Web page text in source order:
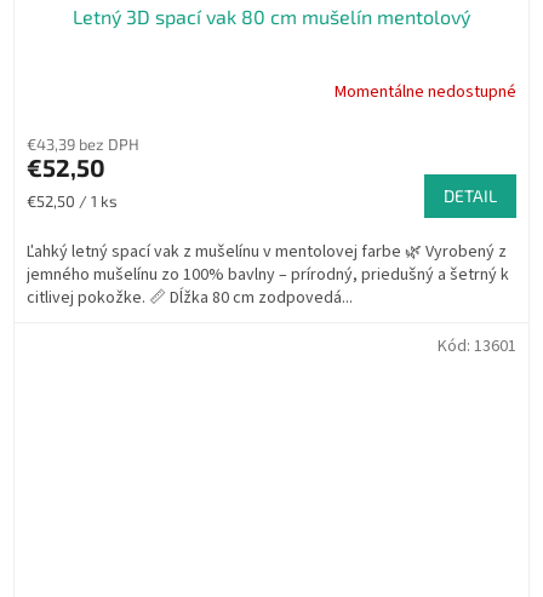
Letný 3D spací vak 80 cm mušelín mentolový
Momentálne nedostupné
€43,39 bez DPH
€52,50
Jednotková
€52,50 / 1 ks DETAIL
Ľahký letný spací vak z mušelínu v mentolovej farbe 🌿 Vyrobený z
jemného mušelínu zo 100% bavlny – prírodný, priedušný a šetrný k
citlivej pokožke. 📏 Dĺžka 80 cm zodpovedá...
Kód: 13601